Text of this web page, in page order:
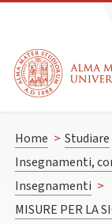
Home > Studiare
Insegnamenti,
Insegnamenti >
MISURE PER LA